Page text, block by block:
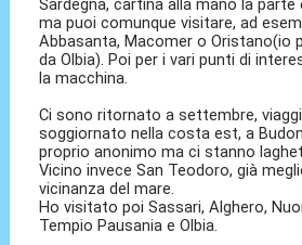
Sardegna, cartina alla mano la
ma puoi comunque visitare, ad
Abbasanta, Macomer o Oristano(io
da Olbia). Poi per i vari punti di
la macchina.
Ci sono ritornato a settembre,
soggiornato nella costa est, a
proprio anonimo ma ci stanno
Vicino invece San Teodoro, già
vicinanza del mare.
Ho visitato poi Sassari, Alghero,
Tempio Pausania e Olbia.